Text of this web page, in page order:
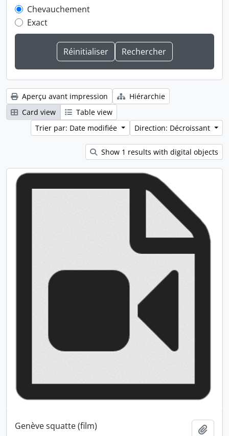
Chevauchement
Exact
Aperçu avant impression
Hiérarchie
Card view
Table view
Trier par: Date modifiée
Direction: Décroissant
Show 1 results with digital objects
Genève squatte (film)